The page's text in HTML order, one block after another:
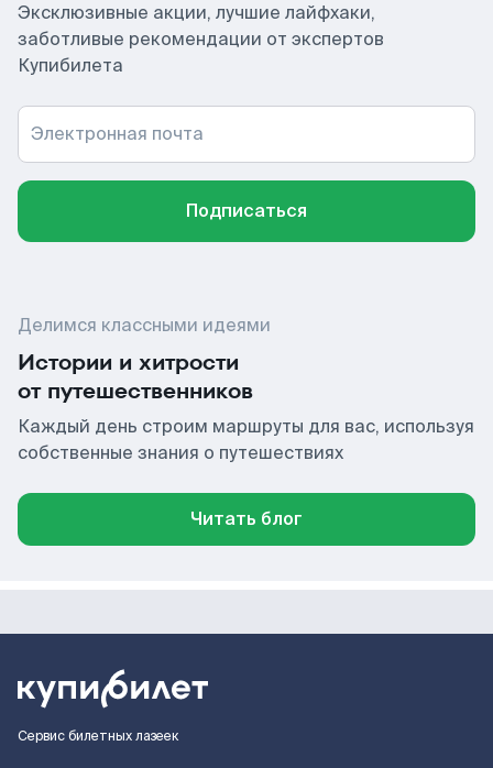
Эксклюзивные акции, лучшие лайфхаки,
заботливые рекомендации от экспертов
Купибилета
Электронная почта
Подписаться
Делимся классными идеями
Истории и хитрости
от путешественников
Каждый день строим маршруты для вас, используя
собственные знания о путешествиях
Читать блог
Сервис билетных лазеек